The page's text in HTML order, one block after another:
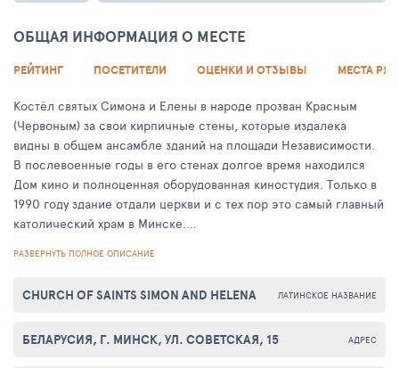
ОБЩАЯ ИНФОРМАЦИЯ О МЕСТЕ
РЕЙТИНГ ПОСЕТИТЕЛИ ОЦЕНКИ И ОТЗЫВЫ МЕСТА
Костёл святых Симона и Елены в народе прозван Красным
(Червоным) за свои кирпичные стены, которые издалека
видны в общем ансамбле зданий на площади Независимости.
В послевоенные годы в его стенах долгое время находился
Дом кино и полноценная оборудованная киностудия. Только в
1990 году здание отдали церкви и с тех пор это самый главный
католический храм в Минске.
Красный костел это не только популярный храм для католиков.
службу и для молитвы, прихожане очень дружелюбно
действуют девять хоров и постоянно организуются органные
РАЗВЕРНУТЬ ПОЛНОЕ ОПИСАНИЕ
ЛАТИНСКОЕ НАЗВАНИЕ
CHURCH OF SAINTS SIMON AND HELENA
АДРЕС
БЕЛАРУСИЯ, Г. МИНСК, УЛ. СОВЕТСКАЯ, 15